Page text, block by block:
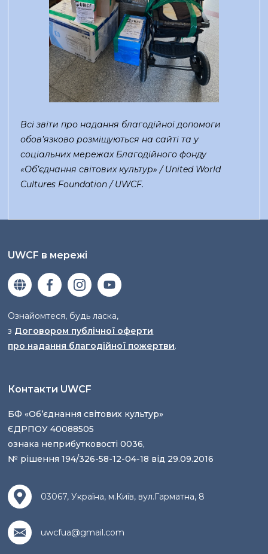
Всі звіти про надання благодійної допомоги
обов’язково розміщуються на сайті та у
соціальних мережах Благодійного фонду
«Об’єднання світових культур» / United World
Cultures Foundation / UWCF.
UWCF в мережі
Ознайомтеся, будь ласка,
з Договором публічної оферти
про надання благодійної пожертви.
Контакти UWCF
БФ «Об’єднання світових культур»
ЄДРПОУ 40088505
ознака неприбутковості 0036,
№ рішення 194/326-58-12-04-18 від 29.09.2016
03067, Україна, м.Київ, вул.Гарматна, 8
uwcfua@gmail.com